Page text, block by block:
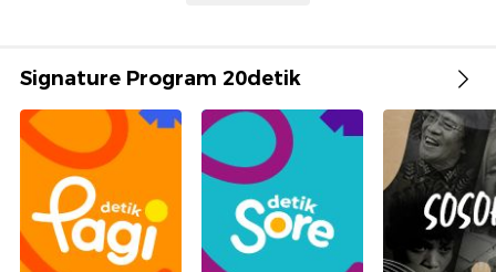
Signature Program 20detik